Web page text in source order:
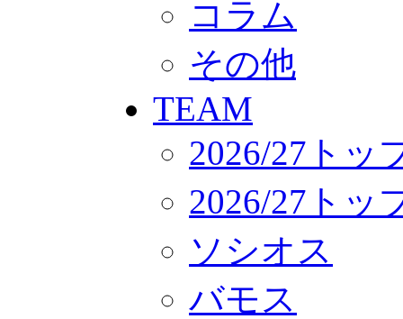
クラブ理念
クラブ情報
サステナビリティ
Web制作支援
コラム
その他
TEAM
2026/27トッ
2026/27トッ
ソシオス
バモス